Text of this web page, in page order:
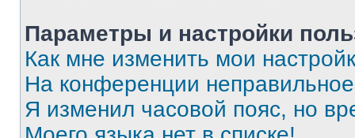
Параметры и настройки
Как мне изменить мои
На конференции
Я изменил часовой пояс, но